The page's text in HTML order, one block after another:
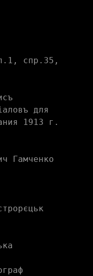
спр.35,
для
1913 г.
Гамченко